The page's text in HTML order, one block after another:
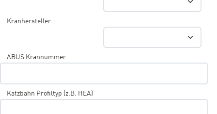
Kranhersteller
ABUS Krannummer
Katzbahn Profiltyp (z.B. HEA)